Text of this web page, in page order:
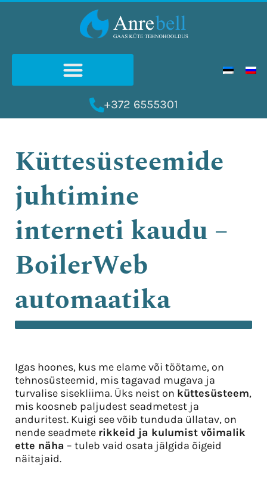
+372 6555301
Küttesüsteemide
juhtimine
interneti kaudu –
BoilerWeb
automaatika
Igas hoones, kus me elame või töötame, on
tehnosüsteemid, mis tagavad mugava ja
turvalise sisekliima. Üks neist on küttesüsteem,
mis koosneb paljudest seadmetest ja
anduritest. Kuigi see võib tunduda üllatav, on
nende seadmete rikkeid ja kulumist võimalik
ette näha – tuleb vaid osata jälgida õigeid
näitajaid.